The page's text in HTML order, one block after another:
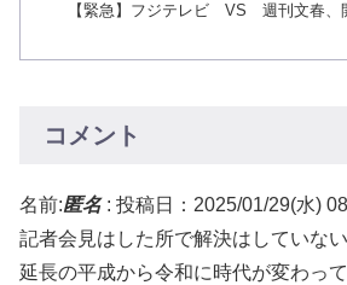
【緊急】フジテレビ VS 週刊文春、
コメント
名前:匿名: 投稿日：2025/01/29(水)
記者会見はした所で解決はしていな
延長の平成から令和に時代が変わっ